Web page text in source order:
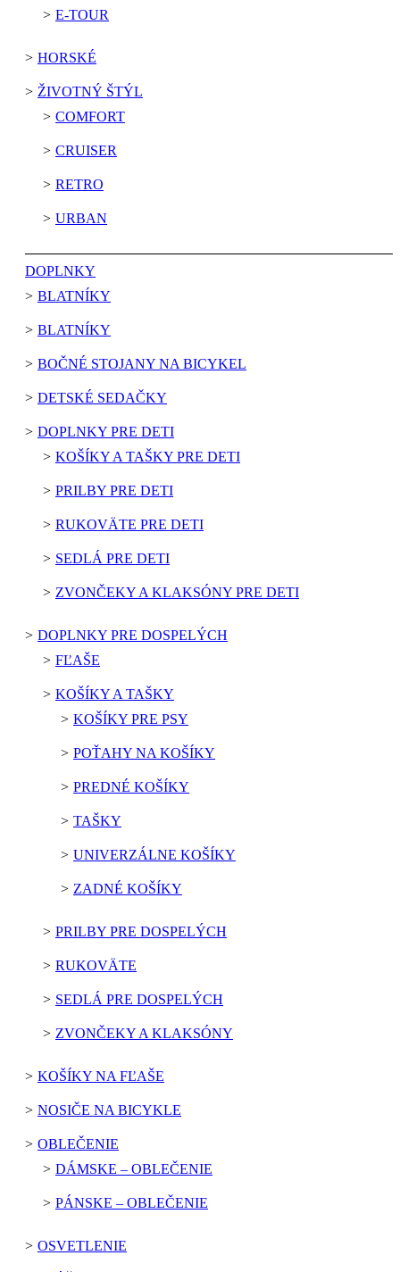
E-TOUR
HORSKÉ
ŽIVOTNÝ ŠTÝL
COMFORT
CRUISER
RETRO
URBAN
DOPLNKY
BLATNÍKY
BLATNÍKY
BOČNÉ STOJANY NA BICYKEL
DETSKÉ SEDAČKY
DOPLNKY PRE DETI
KOŠÍKY A TAŠKY PRE DETI
PRILBY PRE DETI
RUKOVÄTE PRE DETI
SEDLÁ PRE DETI
ZVONČEKY A KLAKSÓNY PRE DETI
DOPLNKY PRE DOSPELÝCH
FĽAŠE
KOŠÍKY A TAŠKY
KOŠÍKY PRE PSY
POŤAHY NA KOŠÍKY
PREDNÉ KOŠÍKY
TAŠKY
UNIVERZÁLNE KOŠÍKY
ZADNÉ KOŠÍKY
PRILBY PRE DOSPELÝCH
RUKOVÄTE
SEDLÁ PRE DOSPELÝCH
ZVONČEKY A KLAKSÓNY
KOŠÍKY NA FĽAŠE
NOSIČE NA BICYKLE
OBLEČENIE
DÁMSKE – OBLEČENIE
PÁNSKE – OBLEČENIE
OSVETLENIE